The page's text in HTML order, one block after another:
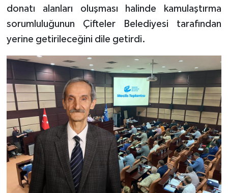
donatı alanları oluşması halinde kamulaştırma
sorumluluğunun Çifteler Belediyesi tarafından
yerine getirileceğini dile getirdi.